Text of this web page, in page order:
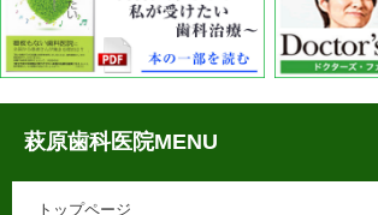
萩原歯科医院MENU
トップページ